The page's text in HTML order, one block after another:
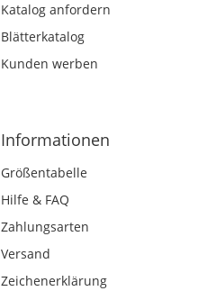
Katalog anfordern
Blätterkatalog
Kunden werben
Informationen
Größentabelle
Hilfe & FAQ
Zahlungsarten
Versand
Zeichenerklärung